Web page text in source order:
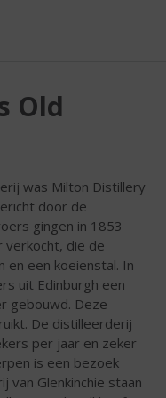
Old
was Milton Distillery
door de
gingen in 1853
verkocht, die de
en een koeienstal. In
uit Edinburgh een
gebouwd. Deze
De distilleerderij
per jaar en zeker
is een bezoek
van Glenkinchie staan